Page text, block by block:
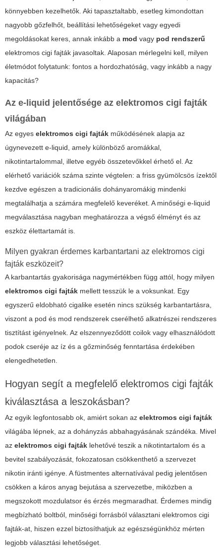
könnyebben kezelhetők. Aki tapasztaltabb, esetleg kimondottan
nagyobb gőzfelhőt, beállítási lehetőségeket vagy egyedi
megoldásokat keres, annak inkább a mod vagy pod rendszerű
elektromos cigi fajták javasoltak. Alaposan mérlegelni kell, milyen
életmódot folytatunk: fontos a hordozhatóság, vagy inkább a nagy
kapacitás?
Az e-liquid jelentősége az elektromos cigi fajták
világában
Az egyes elektromos cigi fajták működésének alapja az
úgynevezett e-liquid, amely különböző aromákkal,
nikotintartalommal, illetve egyéb összetevőkkel érhető el. Az
elérhető variációk száma szinte végtelen: a friss gyümölcsös ízektől
kezdve egészen a tradicionális dohányaromákig mindenki
megtalálhatja a számára megfelelő keveréket. A minőségi e-liquid
megválasztása nagyban meghatározza a végső élményt és az
eszköz élettartamát is.
Milyen gyakran érdemes karbantartani az elektromos cigi
fajták eszközeit?
A karbantartás gyakorisága nagymértékben függ attól, hogy milyen
elektromos cigi fajták mellett tesszük le a voksunkat. Egy
egyszerű eldobható cigalike esetén nincs szükség karbantartásra,
viszont a pod és mod rendszerek cserélhető alkatrészei rendszeres
tisztítást igényelnek. Az elszennyeződött coilok vagy elhasználódott
podok cseréje az íz és a gőzminőség fenntartása érdekében
elengedhetetlen.
Hogyan segít a megfelelő elektromos cigi fajták
kiválasztása a leszokásban?
Az egyik legfontosabb ok, amiért sokan az elektromos cigi fajták
világába lépnek, az a dohányzás abbahagyásának szándéka. Mivel
az elektromos cigi fajták lehetővé teszik a nikotintartalom és a
bevitel szabályozását, fokozatosan csökkenthető a szervezet
nikotin iránti igénye. A füstmentes alternatívával pedig jelentősen
csökken a káros anyag bejutása a szervezetbe, miközben a
megszokott mozdulatsor és érzés megmaradhat. Érdemes mindig
megbízható boltból, minőségi forrásból választani elektromos cigi
fajták-at, hiszen ezzel biztosíthatjuk az egészségünkhöz mérten
legjobb választási lehetőséget.